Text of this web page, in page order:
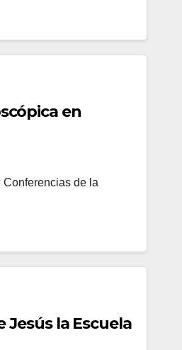
en
Conferencias de la
Jesús la Escuela